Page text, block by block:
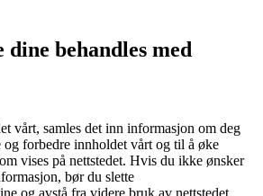
dine behandles med
vårt, samles det inn informasjon om deg
og forbedre innholdet vårt og til å øke
vises på nettstedet. Hvis du ikke ønsker
bør du slette
og avstå fra videre bruk av nettstedet.